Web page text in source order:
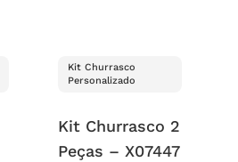
Kit Churrasco
Personalizado
Kit Churrasco 2
Peças – X07447